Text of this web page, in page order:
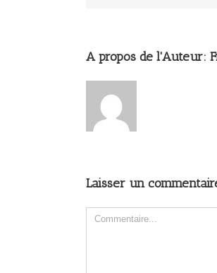
A propos de l'Auteur:
Laisser un